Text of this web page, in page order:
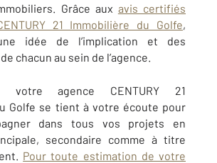
Grâce aux avis certifiés
21 Immobilière du Golfe,
idée de l’implication et des
chacun au sein de l’agence.
votre agence CENTURY 21
Golfe se tient à votre écoute pour
dans tous vos projets en
secondaire comme à titre
Pour toute estimation de votre